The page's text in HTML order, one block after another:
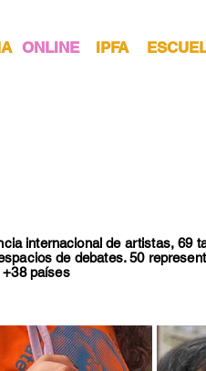
IPFA
ONLINE
internacional de artistas, 69
de debates. 50
países